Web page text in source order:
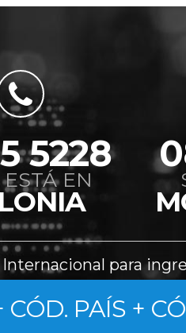
5228
ESTÁ EN
para
CÓD. PAÍS +